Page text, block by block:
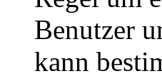
Benutzer
kann